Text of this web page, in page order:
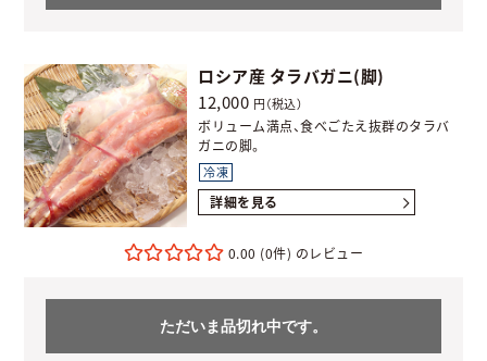
ロシア産 タラバガニ(脚)
12,000 円（税込）
ボリューム満点、食べごたえ抜群のタラバ
ガニの脚。
冷凍
詳細を見る
0.00 (0件)
ただいま品切れ中です。